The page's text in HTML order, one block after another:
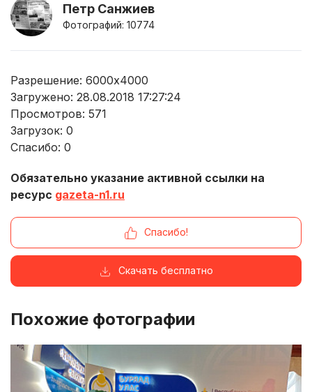
Петр Санжиев
Фотографий: 10774
Разрешение: 6000x4000
Загружено: 28.08.2018 17:27:24
Просмотров: 571
Загрузок: 0
Спасибо: 0
Обязательно указание активной ссылки на
ресурс gazeta-n1.ru
Спасибо!
Скачать бесплатно
Похожие фотографии